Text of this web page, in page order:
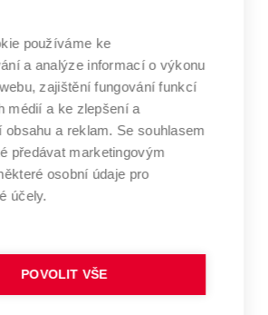
výzkumu
fondů
/ ContriBUTe
učení
technické
Brně
V BRNĚ
www.vut.cz
vut@vutbr.cz
používáme ke
a analýze informací o výkonu
zajištění fungování funkcí
médií a ke zlepšení a
obsahu a reklam. Se souhlasem
předávat marketingovým
osobní údaje pro
účely.
POVOLIT VŠE